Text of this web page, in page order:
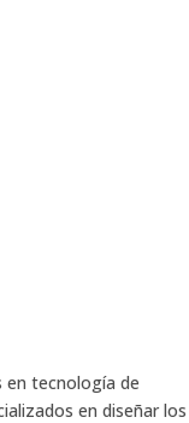
en tecnología de
en diseñar los